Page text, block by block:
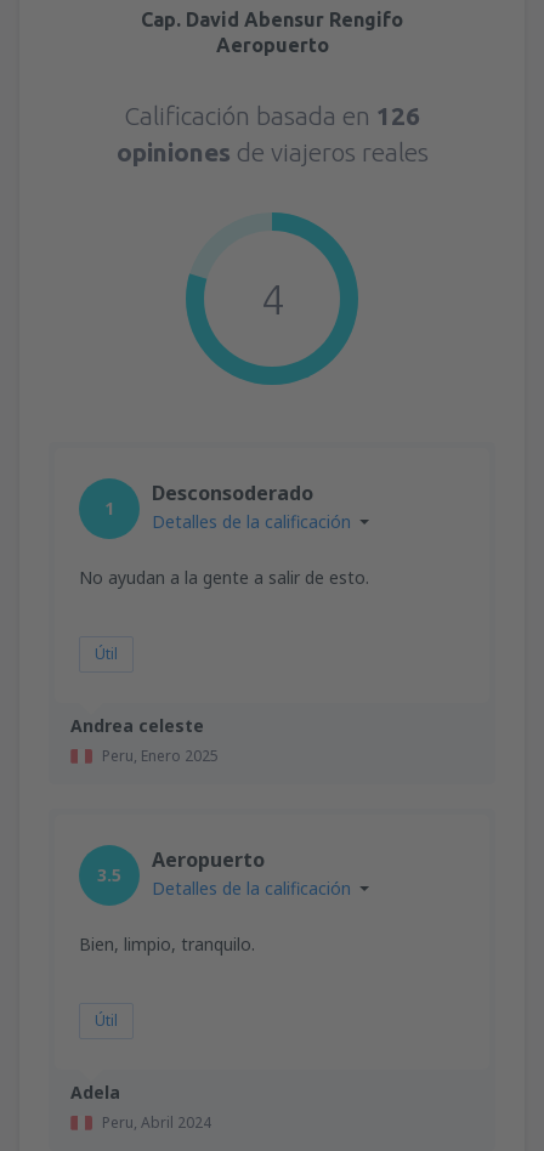
Cap. David Abensur Rengifo
Aeropuerto
Calificación basada en 126
opiniones de viajeros reales
4
Andrea celeste
Peru, Enero 2025
1
Desconsoderado
Detalles de la calificación
No ayudan a la gente a salir de esto.
Útil
Adela
Peru, Abril 2024
3.5
Aeropuerto
Detalles de la calificación
Bien, limpio, tranquilo.
Útil